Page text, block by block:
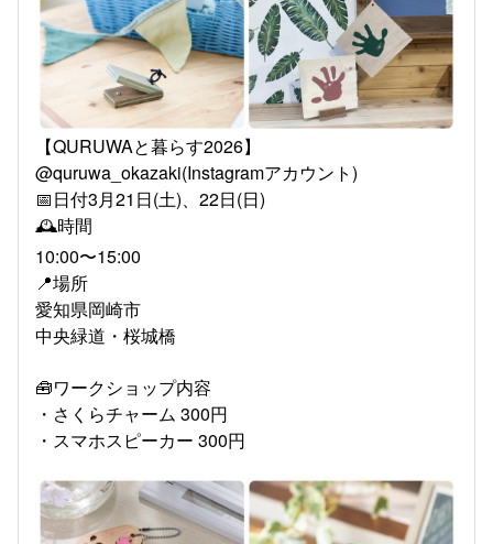
【QURUWAと暮らす2026】
@quruwa_okazaki(Instagramアカウント)
📅日付3月21日(土)、22日(日)
🕰️時間
10:00〜15:00
📍場所
愛知県岡崎市
中央緑道・桜城橋
🧰ワークショップ内容
・さくらチャーム 300円
・スマホスピーカー 300円